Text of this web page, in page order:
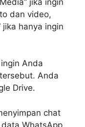
dan video,
jika hanya ingin
Anda
Anda
Drive.
chat
WhatsApp